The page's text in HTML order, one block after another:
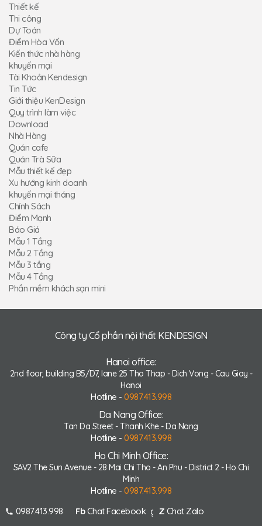
Thiết kế
Thi công
Dự Toán
Điểm Hòa Vốn
Kiến thức nhà hàng
khuyến mại
Tài Khoản Kendesign
Tin Tức
Giới thiệu KenDesign
Quy trình làm việc
Download
Nhà Hàng
Quán cafe
Quán Trà Sữa
Mẫu thiết kế đẹp
Xu hướng kinh doanh
khuyến mại tháng
Chính Sách
Điểm Mạnh
Báo Giá
Mẫu 1 Tầng
Mẫu 2 Tầng
Mẫu 3 tầng
Mẫu 4 Tầng
Phần mềm khách sạn mini
Công ty Cổ phần nội thất KENDESIGN
Hanoi office:
2nd floor, building B5/D7, lane 25 Tho Thap - Dich Vong - Cau Giay -
Hanoi
Hotline - 0987.413.998
Da Nang Office:
Tan Da Street - Thanh Khe - Da Nang
Hotline - 0987.413.998
Ho Chi Minh Office:
SAV2 The Sun Avenue - 28 Mai Chi Tho - An Phu - District 2 - Ho Chi
Minh
Hotline - 0987.413.998
Theo dõi chúng tôi
0987.413.998 Fb Chat Facebook Z Chat Zalo